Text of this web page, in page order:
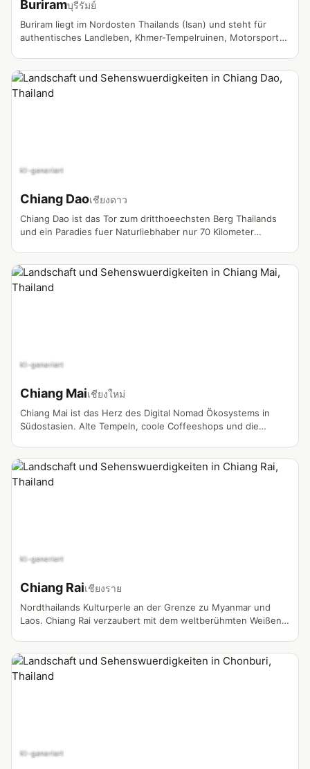
Buriramบุรีรัมย์
Buriram liegt im Nordosten Thailands (Isan) und steht für
authentisches Landleben, Khmer-Tempelruinen, Motorsport
KI-generiert
Chiang Daoเชียงดาว
Chiang Dao ist das Tor zum dritthoeechsten Berg Thailands
und ein Paradies fuer Naturliebhaber nur 70 Kilometer
einige der besten Wanderungen Nordthailands.
KI-generiert
Chiang Maiเชียงใหม่
Chiang Mai ist das Herz des Digital Nomad Ökosystems in
Südostasien. Alte Tempeln, coole Coffeeshops und die
KI-generiert
Chiang Raiเชียงราย
Nordthailands Kulturperle an der Grenze zu Myanmar und
Laos. Chiang Rai verzaubert mit dem weltberühmten Weißen
Mischung aus Bergstämmen, Teeplantagen und
atemberaubender Natur.
KI-generiert